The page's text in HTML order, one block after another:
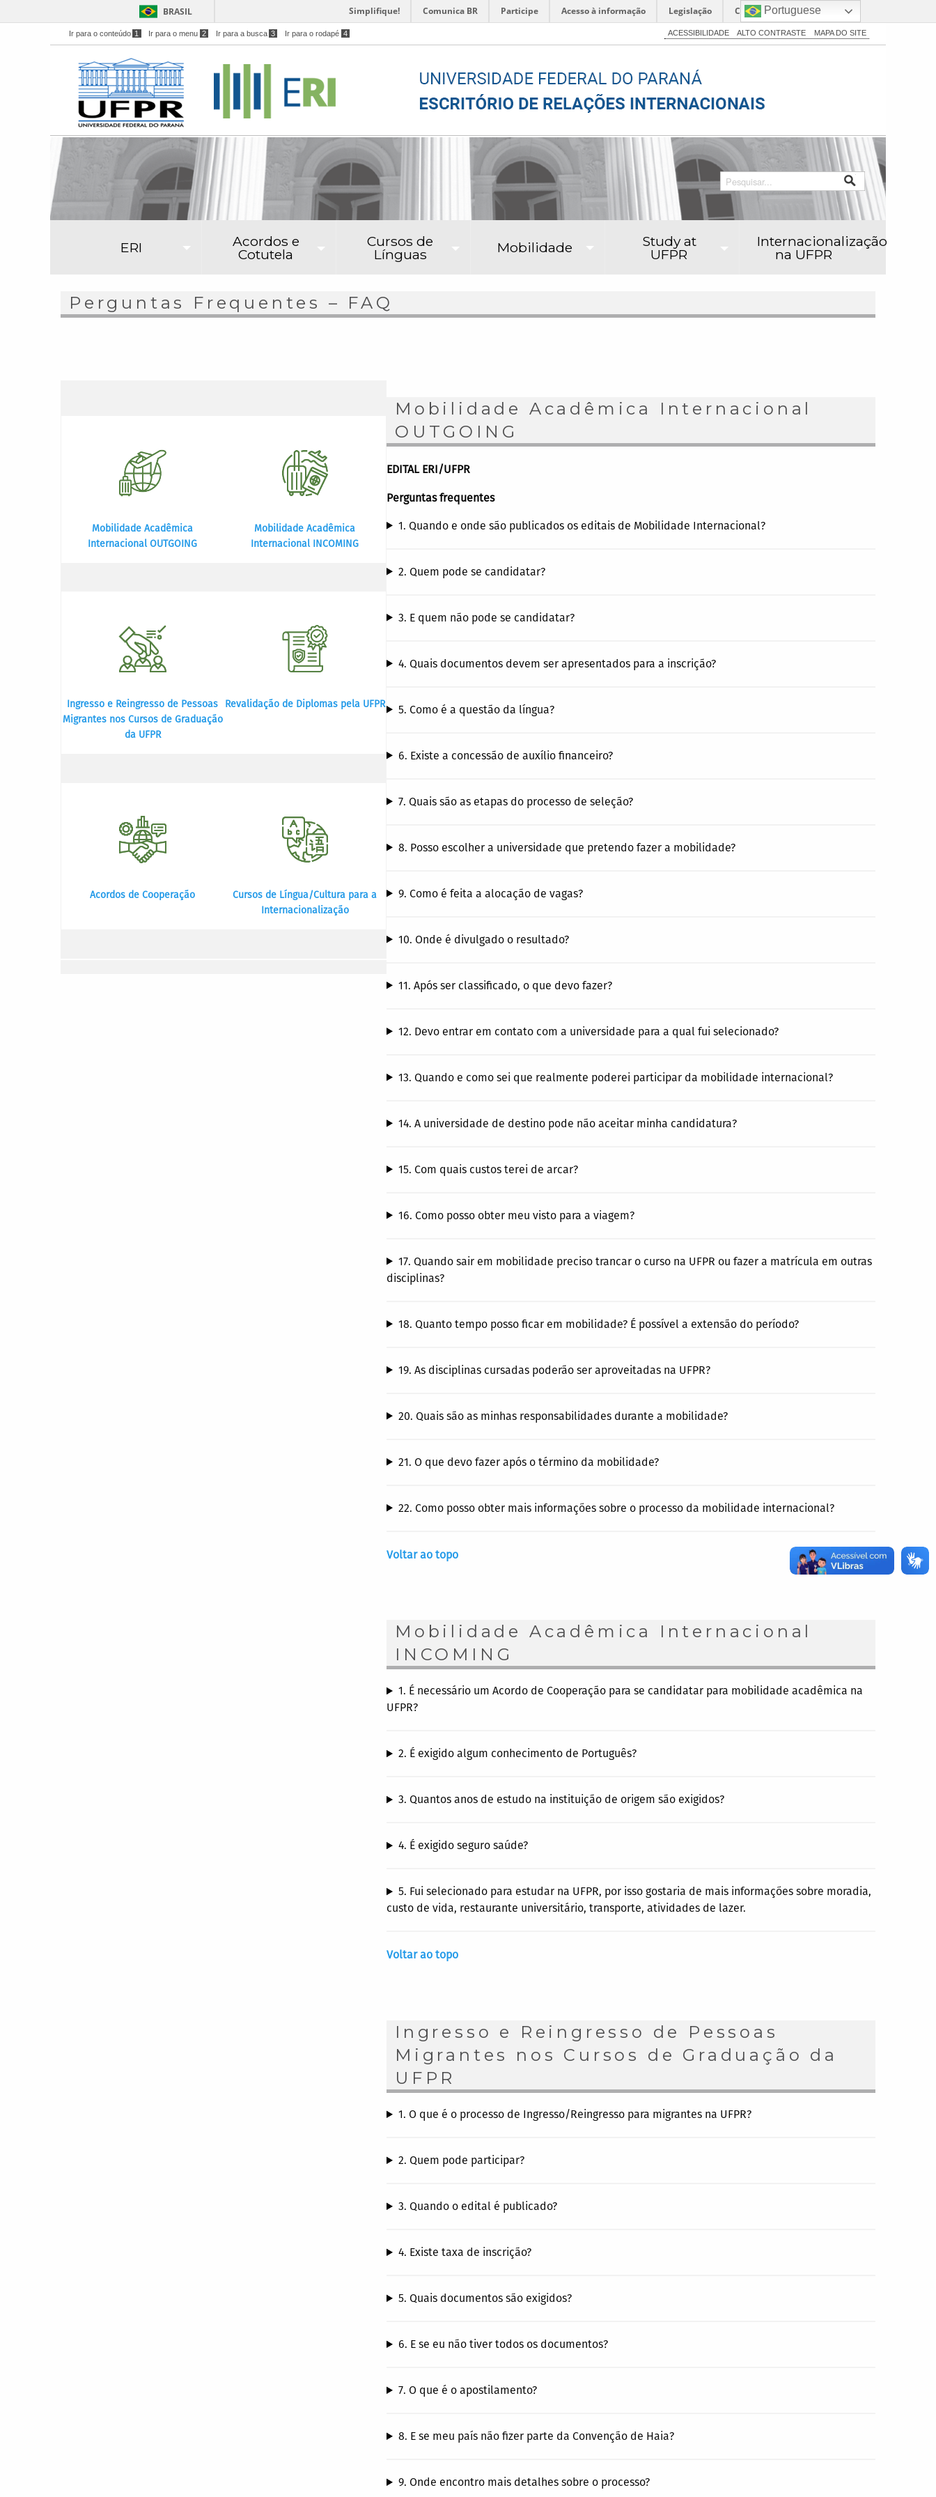
BRASIL Simplifique! Comunica BR Participe Acesso à informação Legislação Canais
Ir para o conteúdo 1 Ir para o menu 2 Ir para a busca 3 Ir para o rodapé 4 ACESSIBILIDADE ALTO CONTRASTE MAPA DO SITE
ERI Acordos e
Cotutela
Cursos de
Línguas Mobilidade Study at
UFPR
Internacionalização
na UFPR
Perguntas Frequentes – FAQ
Mobilidade Acadêmica
Internacional OUTGOING
Mobilidade Acadêmica
Internacional INCOMING
Ingresso e Reingresso de Pessoas
Migrantes nos Cursos de Graduação
da UFPR
Revalidação de Diplomas pela UFPR
Acordos de Cooperação
Cursos de Língua/Cultura para a
Internacionalização
Mobilidade Acadêmica Internacional
OUTGOING
EDITAL ERI/UFPR
Perguntas frequentes
1. Quando e onde são publicados os editais de Mobilidade Internacional?
2. Quem pode se candidatar?
3. E quem não pode se candidatar?
4. Quais documentos devem ser apresentados para a inscrição?
5. Como é a questão da língua?
6. Existe a concessão de auxílio financeiro?
7. Quais são as etapas do processo de seleção?
8. Posso escolher a universidade que pretendo fazer a mobilidade?
9. Como é feita a alocação de vagas?
10. Onde é divulgado o resultado?
11. Após ser classificado, o que devo fazer?
12. Devo entrar em contato com a universidade para a qual fui selecionado?
13. Quando e como sei que realmente poderei participar da mobilidade internacional?
14. A universidade de destino pode não aceitar minha candidatura?
15. Com quais custos terei de arcar?
16. Como posso obter meu visto para a viagem?
17. Quando sair em mobilidade preciso trancar o curso na UFPR ou fazer a matrícula em outras
disciplinas?
18. Quanto tempo posso ficar em mobilidade? É possível a extensão do período?
19. As disciplinas cursadas poderão ser aproveitadas na UFPR?
20. Quais são as minhas responsabilidades durante a mobilidade?
21. O que devo fazer após o término da mobilidade?
22. Como posso obter mais informações sobre o processo da mobilidade internacional?
Voltar ao topo
Mobilidade Acadêmica Internacional
INCOMING
1. É necessário um Acordo de Cooperação para se candidatar para mobilidade acadêmica na
UFPR?
2. É exigido algum conhecimento de Português?
3. Quantos anos de estudo na instituição de origem são exigidos?
4. É exigido seguro saúde?
5. Fui selecionado para estudar na UFPR, por isso gostaria de mais informações sobre moradia,
custo de vida, restaurante universitário, transporte, atividades de lazer.
Voltar ao topo
Ingresso e Reingresso de Pessoas
Migrantes nos Cursos de Graduação da
UFPR
1. O que é o processo de Ingresso/Reingresso para migrantes na UFPR?
2. Quem pode participar?
3. Quando o edital é publicado?
4. Existe taxa de inscrição?
5. Quais documentos são exigidos?
6. E se eu não tiver todos os documentos?
7. O que é o apostilamento?
8. E se meu país não fizer parte da Convenção de Haia?
9. Onde encontro mais detalhes sobre o processo?
Portuguese